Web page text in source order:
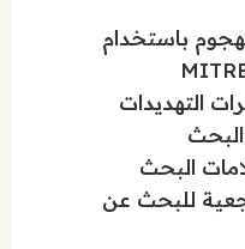
باستخدام
التهديدات
البحث
البحث
للبحث عن